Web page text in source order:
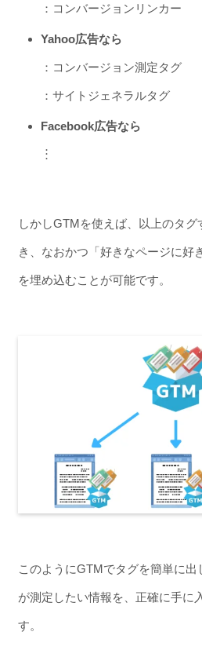
：コンバージョンリンカー
Yahoo広告なら
：コンバージョン測定タグ
：サイトジェネラルタグ
Facebook広告なら
︙
しかしGTMを使えば、以上のタ
き、なおかつ「好きなページに好
を埋め込むことが可能です。
このようにGTMでタグを簡単に
が測定したい情報を、正確に手に
す。